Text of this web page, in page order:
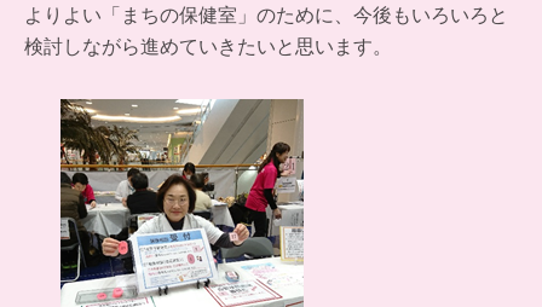
よりよい「まちの保健室」のために、今後もいろいろと
検討しながら進めていきたいと思います。